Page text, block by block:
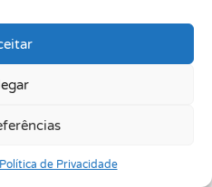
de Privacidade
Neuropsicológicas
nos acompanham